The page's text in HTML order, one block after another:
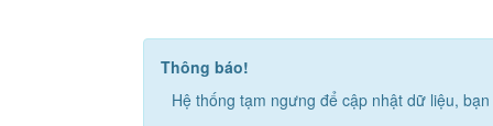
Thông báo!
Hệ thống tạm ngưng để cập nhật dữ liệu,